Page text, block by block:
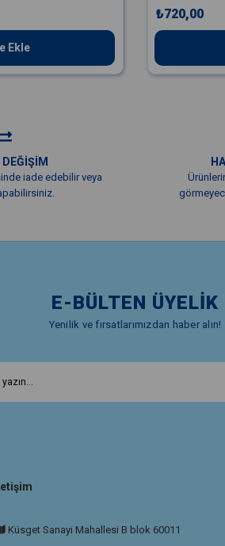
Ekle
₺720,00
DEĞİŞİM
iade edebilir veya
E-BÜLTEN ÜYELİK
Yenilik ve fırsatlarımızdan haber alın!
Küsget Sanayi Mahallesi B blok 60011